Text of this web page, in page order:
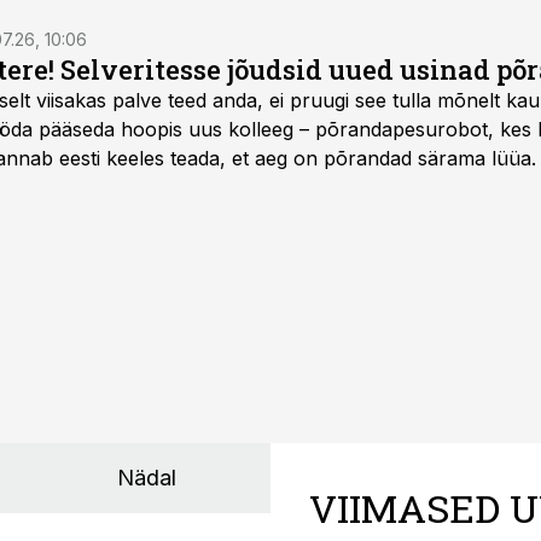
10:06
Selveritesse jõudsid uued usinad
viisakas palve teed anda, ei pruugi see tulla mõnelt
pääseda hoopis uus kolleeg – põrandapesurobot, kes
eesti keeles teada, et aeg on põrandad särama lüüa.
Nädal
VIIMASED